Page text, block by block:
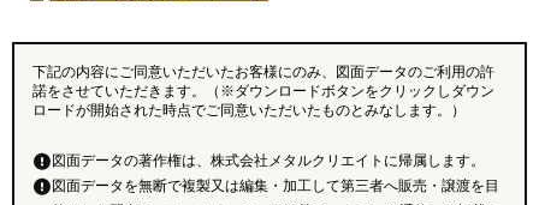
下記の内容にご同意いただいたお客様にのみ、図面データのご利用の許
諾をさせていただきます。（※ダウンロードボタンをクリックしダウン
ロードが開始された時点でご同意いただいたものとみなします。）
図面データの著作権は、株式会社メタルクリエイトに帰属します。
図面データを無断で複製又は編集・加工して第三者へ販売・譲渡を目